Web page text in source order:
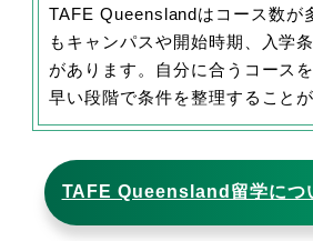
TAFE Queenslandはコース数が
もキャンパスや開始時期、入学
があります。自分に合うコース
早い段階で条件を整理することが
TAFE Queensland留学につ